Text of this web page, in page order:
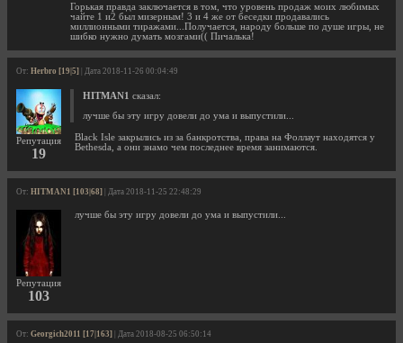
Горькая правда заключается в том, что уровень продаж моих любимых
чайте 1 и2 был мизерным! 3 и 4 же от беседки продавались
миллионными тиражами...Получается, народу больше по душе игры, не
шибко нужно думать мозгами(( Пичалька!
От: Herbro [19|5] | Дата 2018-11-26 00:04:49
Репутация
19
HITMAN1 сказал:
лучше бы эту игру довели до ума и выпустили...
Black Isle закрылись из за банкротства, права на Фоллаут находятся у
Bethesda, а они знамо чем последнее время занимаются.
От: HITMAN1 [103|68] | Дата 2018-11-25 22:48:29
Репутация
103
лучше бы эту игру довели до ума и выпустили...
От: Georgich2011 [17|163] | Дата 2018-08-25 06:50:14